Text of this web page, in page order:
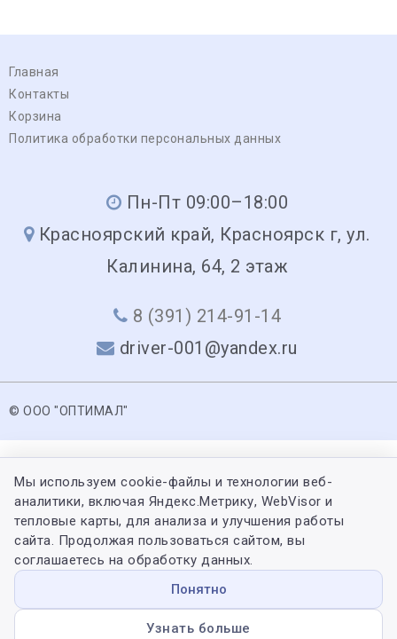
Главная
Контакты
Корзина
Политика обработки персональных данных
Пн-Пт 09:00–18:00
Красноярский край, Красноярск г, ул.
Калинина, 64, 2 этаж
8 (391) 214-91-14
driver-001@yandex.ru
© ООО "ОПТИМАЛ"
Мы используем cookie-файлы и технологии веб-
аналитики, включая Яндекс.Метрику, WebVisor и
тепловые карты, для анализа и улучшения работы
сайта. Продолжая пользоваться сайтом, вы
соглашаетесь на обработку данных.
Понятно
Узнать больше